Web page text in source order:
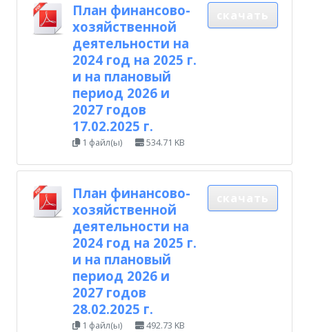
План финансово-
хозяйственной
деятельности на
2024 год на 2025 г.
и на плановый
период 2026 и
2027 годов
17.02.2025 г.
1 файл(ы) 534.71 KB
План финансово-
хозяйственной
деятельности на
2024 год на 2025 г.
и на плановый
период 2026 и
2027 годов
28.02.2025 г.
1 файл(ы) 492.73 KB